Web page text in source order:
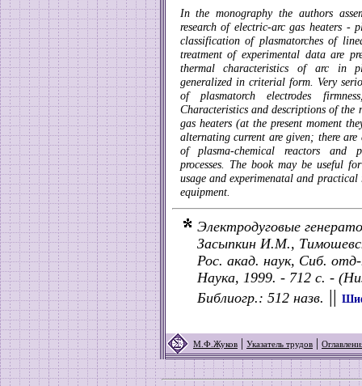
In the monography the authors
research of electric-arc gas heaters -
classification of plasmatorches of
treatment of experimental data are
thermal characteristics of arc in
generalized in criterial form. Very
of plasmatorch electrodes
Characteristics and descriptions of the
gas heaters (at the present moment
alternating current are given; there
of plasma-chemical reactors and
processes. The book may be useful
usage and experimenatal and
equipment.
Электродуговые
Засыпкин И.М.,
Рос. акад. наук, Сиб.
Наука, 1999. - 712 с. -
Библиогр.: 512 назв. ||
М.Ф.Жуков | Указатель трудов |